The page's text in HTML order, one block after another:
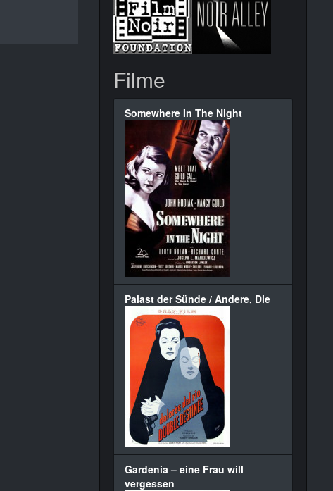
Filme
Somewhere In The Night
Palast der Sünde / Andere, Die
Gardenia – eine Frau will
vergessen